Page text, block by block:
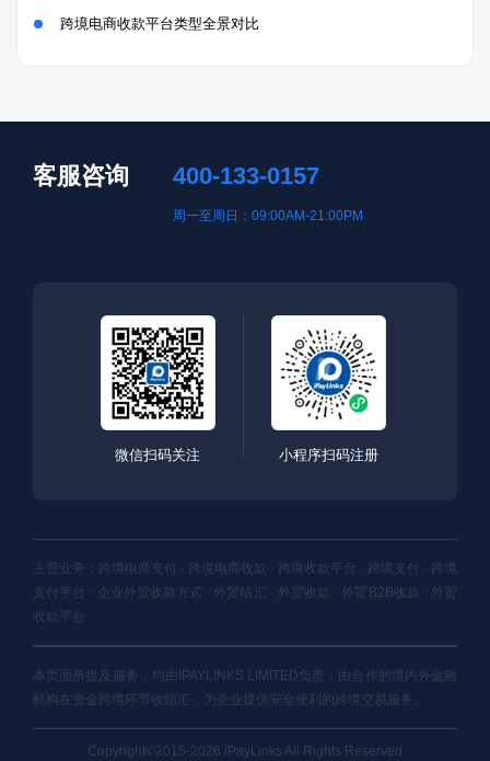
跨境电商收款平台类型全景对比
客服咨询 400-133-0157
周一至周日：09:00AM-21:00PM
微信扫码关注 小程序扫码注册
主营业务：跨境电商支付 · 跨境电商收款 · 跨境收款平台 · 跨境支付 · 跨境
支付平台 · 企业外贸收款方式 · 外贸结汇 · 外贸收款 · 外贸B2B收款 · 外贸
收款平台
本页面所提及服务，均由IPAYLINKS LIMITED负责，由合作的境内外金融
机构在资金跨境环节收结汇，为企业提供安全便利的跨境交易服务。
Copyright©2015-2026 iPayLinks All Rights Reserved